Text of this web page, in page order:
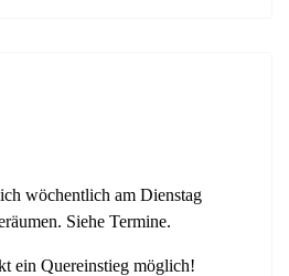
wöchentlich am Dienstag
Siehe Termine.
ein Quereinstieg möglich!